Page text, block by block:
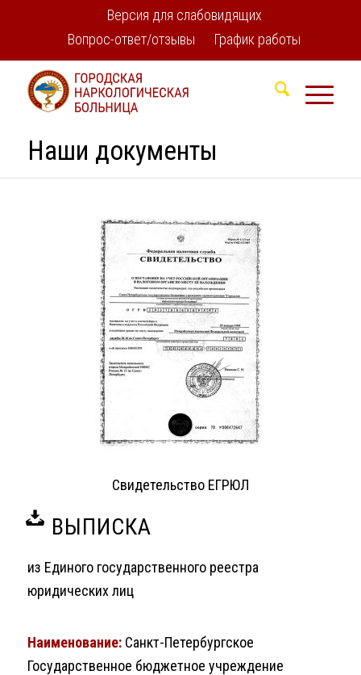
Версия для слабовидящих
Вопрос-ответ/отзывы
График работы
Наши документы
Свидетельство ЕГРЮЛ
ВЫПИСКА
из Единого государственного реестра
юридических лиц
Наименование: Санкт-Петербургское
Государственное бюджетное учреждение